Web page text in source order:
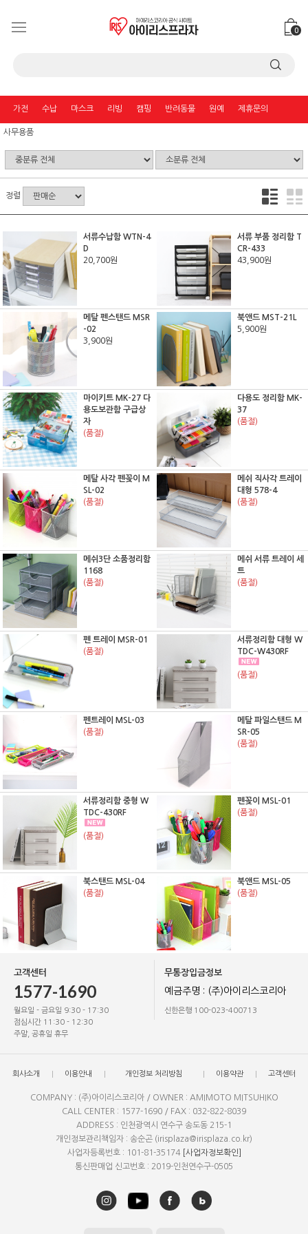
0
가전 수납 마스크 리빙 캠핑 반려동물 원예 제휴문의
사무용품
정렬
서류수납함 WTN-4
D
20,700원
서류 부품 정리함 T
CR-433
43,900원
메탈 펜스탠드 MSR
-02
3,900원
북앤드 MST-21L
5,900원
마이키트 MK-27 다
용도보관함 구급상
자
(품절)
다용도 정리함 MK-
37
(품절)
메탈 사각 펜꽂이 M
SL-02
(품절)
메쉬 직사각 트레이
대형 578-4
(품절)
메쉬3단 소품정리함
1168
(품절)
메쉬 서류 트레이 세
트
(품절)
펜 트레이 MSR-01
(품절)
서류정리함 대형 W
TDC-W430RF
(품절)
펜트레이 MSL-03
(품절)
메탈 파일스탠드 M
SR-05
(품절)
서류정리함 중형 W
TDC-430RF
(품절)
펜꽂이 MSL-01
(품절)
북스탠드 MSL-04
(품절)
북앤드 MSL-05
(품절)
고객센터
1577-1690
월요일 - 금요일 9:30 - 17:30
점심시간 11:30 - 12:30
주말, 공휴일 휴무
무통장입금정보
예금주명 : (주)아이리스코리아
신한은행 100-023-400713
회사소개 이용안내 개인정보 처리방침 이용약관 고객센터
COMPANY : (주)아이리스코리아 / OWNER : AMIMOTO MITSUHIKO
CALL CENTER : 1577-1690 / FAX : 032-822-8039
ADDRESS : 인천광역시 연수구 송도동 215-1
개인정보관리책임자 : 송순곤 (irisplaza@irisplaza.co.kr)
사업자등록번호 : 101-81-35174 [사업자정보확인]
통신판매업 신고번호 : 2019-인천연수구-0505